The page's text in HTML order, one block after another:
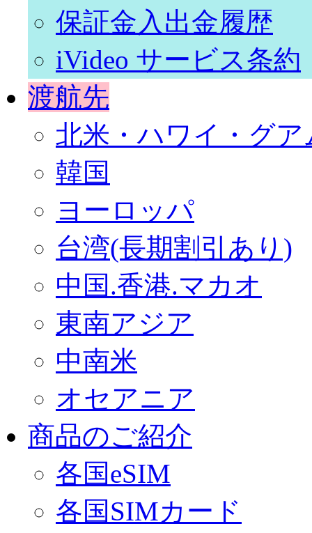
保証金入出金履歴
iVideo サービス条約
渡航先
北米・ハワイ・グア
韓国
ヨーロッパ
台湾(長期割引あり)
中国.香港.マカオ
東南アジア
中南米
オセアニア
商品のご紹介
各国eSIM
各国SIMカード